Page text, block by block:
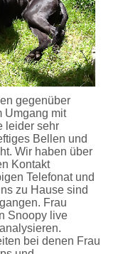
gegenüber
Umgang mit
leider sehr
Bellen und
Wir haben über
Kontakt
Telefonat und
zu Hause sind
Frau
Snoopy live
bei denen Frau